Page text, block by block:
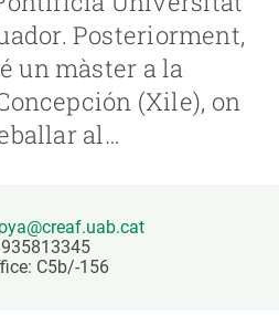
Posteriorment,
un màster a la
(Xile), on
al…
935813345
C5b/-156